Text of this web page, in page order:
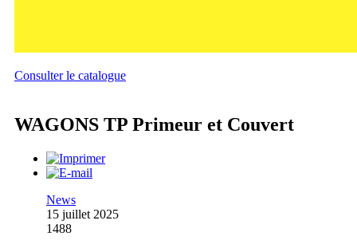
Consulter le catalogue
WAGONS TP Primeur et Couvert
News
15 juillet 2025
1488